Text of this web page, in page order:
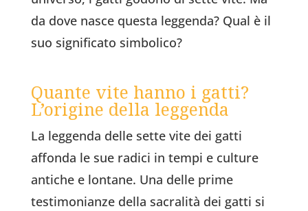
da dove nasce questa leggenda? Qual è il
suo significato simbolico?
Quante vite hanno i gatti?
L’origine della leggenda
La leggenda delle sette vite dei gatti
affonda le sue radici in tempi e culture
antiche e lontane. Una delle prime
testimonianze della sacralità dei gatti si